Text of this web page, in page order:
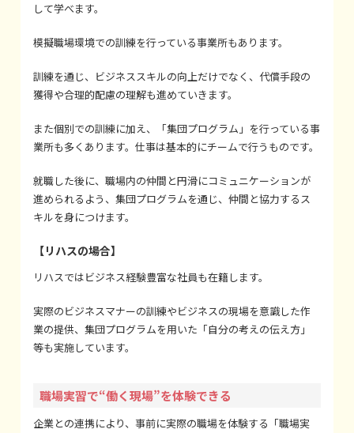
して学べます。
模擬職場環境での訓練を行っている事業所もあります。
訓練を通じ、ビジネススキルの向上だけでなく、代償手段の
獲得や合理的配慮の理解も進めていきます。
また個別での訓練に加え、「集団プログラム」を行っている事
業所も多くあります。仕事は基本的にチームで行うものです。
就職した後に、職場内の仲間と円滑にコミュニケーションが
進められるよう、集団プログラムを通じ、仲間と協力するス
キルを身につけます。
【リハスの場合】
リハスではビジネス経験豊富な社員も在籍します。
実際のビジネスマナーの訓練やビジネスの現場を意識した作
業の提供、集団プログラムを用いた「自分の考えの伝え方」
等も実施しています。
職場実習で“働く現場”を体験できる
企業との連携により、事前に実際の職場を体験する「職場実